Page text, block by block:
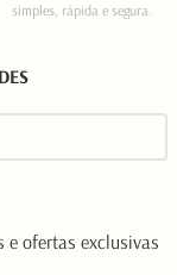
simples, rápida e segura.
e ofertas exclusivas